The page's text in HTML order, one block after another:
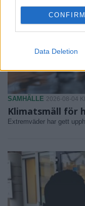
CONFIRM
Data Deletion
SAMHÄLLE 2026-08-04
Klimatsmäll för
Extremväder har gett